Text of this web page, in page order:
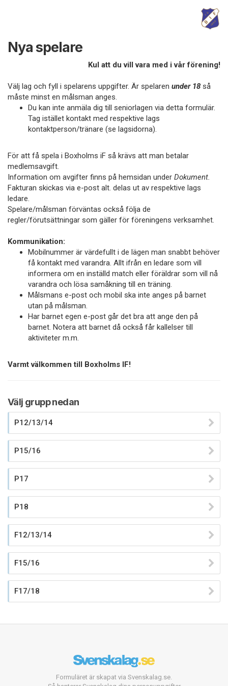
Nya spelare
Kul att du vill vara med i vår förening!
Välj lag och fyll i spelarens uppgifter. Är spelaren under 18 så
måste minst en målsman anges.
Du kan inte anmäla dig till seniorlagen via detta formulär.
Tag istället kontakt med respektive lags
kontaktperson/tränare (se lagsidorna).
För att få spela i Boxholms iF så krävs att man betalar
medlemsavgift.
Information om avgifter finns på hemsidan under Dokument.
Fakturan skickas via e-post alt. delas ut av respektive lags
ledare.
Spelare/målsman förväntas också följa de
regler/förutsättningar som gäller för föreningens verksamhet.
Kommunikation:
Mobilnummer är värdefullt i de lägen man snabbt behöver
få kontakt med varandra. Allt ifrån en ledare som vill
informera om en inställd match eller föräldrar som vill nå
varandra och lösa samåkning till en träning.
Målsmans e-post och mobil ska inte anges på barnet
utan på målsman.
Har barnet egen e-post går det bra att ange den på
barnet. Notera att barnet då också får kallelser till
aktiviteter m.m.
Varmt välkommen till Boxholms IF!
Välj grupp nedan
P12/13/14
P15/16
P17
P18
F12/13/14
F15/16
F17/18
Formuläret är skapat via Svenskalag.se.